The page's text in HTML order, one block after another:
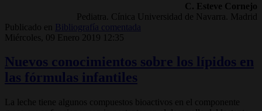
C. Esteve Cornejo
Pediatra. Cínica Universidad de Navarra. Madrid
Publicado en
Bibliografía comentada
Miércoles, 09 Enero 2019 12:35
Nuevos conocimientos sobre los lípidos en
las fórmulas infantiles
La leche tiene algunos compuestos bioactivos en el componente